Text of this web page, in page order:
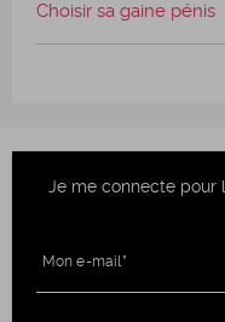
Choisir sa gaine pénis
Je me connecte pour
Mon e-mail